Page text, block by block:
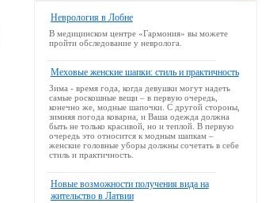
Неврология в Лобне
В медицинском центре «Гармония» вы можете
пройти обследование у невролога.
Меховые женские шапки: стиль и практичность
Зима - время года, когда девушки могут надеть
самые роскошные вещи – в первую очередь,
конечно же, модные шапочки. С другой стороны,
зимняя погода коварна, и Ваша одежда должна
быть не только красивой, но и теплой. В первую
очередь это относится к модным шапкам –
женские головные уборы должны сочетать в себе
стиль и практичность.
Новые возможности получения вида на
жительство в Латвии